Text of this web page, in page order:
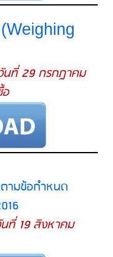
(Weighing
ที่ 29 กรกฎาคม
ามข้อกำหนด
ที่ 19 สิงหาคม